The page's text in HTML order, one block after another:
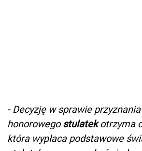
- Decyzję w sprawie
honorowego stulatekotrzyma
która wypłaca podstawowe